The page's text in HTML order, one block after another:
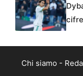
Chi siamo -